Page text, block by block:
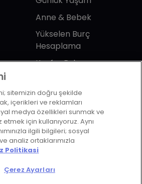
Anne & Bebek
Yükselen Burç
Hesaplama
Kuafor Bulma
Kullanım Şart ve Koşulları
sitemizin doğru şekilde
içerikleri ve reklamları
medya özellikleri sunmak ve
için kullanıyoruz. Aynı
ilgili bilgileri; sosyal
analiz ortaklarımızla
Politikasi
Çerez Ayarları